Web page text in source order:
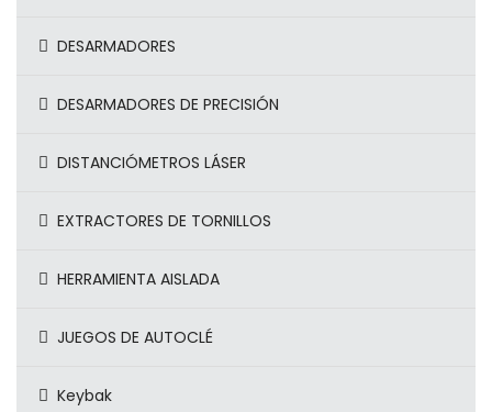
DESARMADORES
DESARMADORES DE PRECISIÓN
DISTANCIÓMETROS LÁSER
EXTRACTORES DE TORNILLOS
HERRAMIENTA AISLADA
JUEGOS DE AUTOCLÉ
Keybak